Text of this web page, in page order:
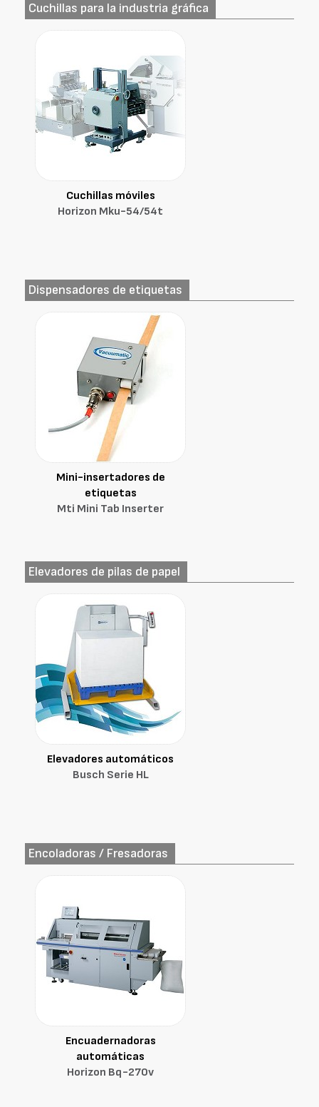
Cuchillas para la industria gráfica
Cuchillas móviles
Horizon Mku-54/54t
Dispensadores de etiquetas
Mini-insertadores de
etiquetas
Mti Mini Tab Inserter
Elevadores de pilas de papel
Elevadores automáticos
Busch Serie HL
Encoladoras / Fresadoras
Encuadernadoras
automáticas
Horizon Bq-270v